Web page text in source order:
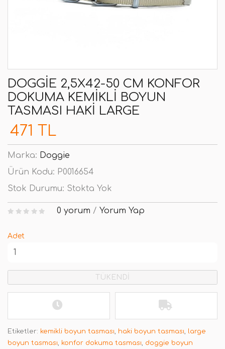
DOGGIE 2,5X42-50 CM KONFOR
DOKUMA KEMIKLI BOYUN
TASMASI HAKI LARGE
471 TL
Marka: Doggie
Ürün Kodu: P0016654
Stok Durumu: Stokta Yok
0 yorum / Yorum Yap
Adet
TÜKENDİ
Etiketler: kemikli boyun tasması, haki boyun tasması, large
boyun tasması, konfor dokuma tasması, doggie boyun